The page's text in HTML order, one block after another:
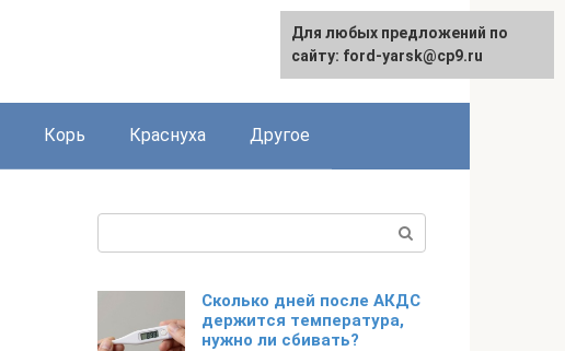
Корь Краснуха Другое
Сколько дней после АКДС
держится температура,
нужно ли сбивать?
Для любых предложений по
сайту: ford-yarsk@cp9.ru